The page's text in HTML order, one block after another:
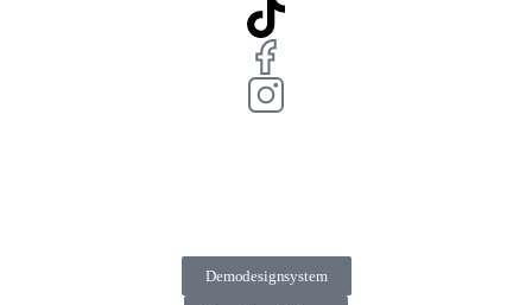
Demo design system